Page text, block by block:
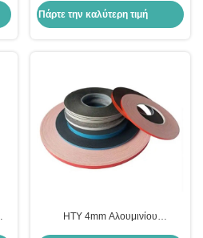
ημερομηνία παράδοσης 30-45
ημερών
Πάρτε την καλύτερη τιμή
HTY 4mm Αλουμινίου